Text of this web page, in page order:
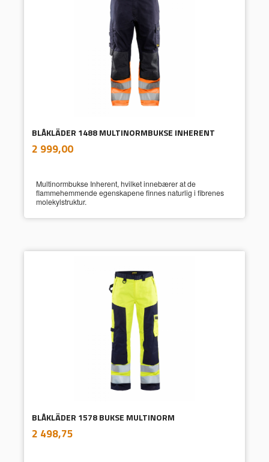
BLÅKLÄDER 1488 MULTINORMBUKSE INHERENT
Pris
2 999,00mva.
Multinormbukse Inherent, hvilket innebærer at de
flammehemmende egenskapene finnes naturlig i fibrenes
molekylstruktur.
BLÅKLÄDER 1578 BUKSE MULTINORM
Pris
2 498,75